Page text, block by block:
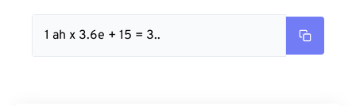
1 ah x 3.6e + 15 = 3..